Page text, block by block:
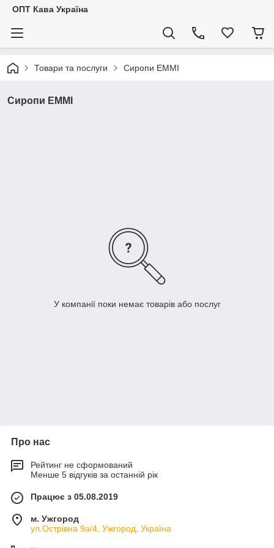
ОПТ Кава Україна
Товари та послуги Сиропи ЕММІ
Сиропи ЕММІ
У компанії поки немає товарів або послуг
Про нас
Рейтинг не сформований
Менше 5 відгуків за останній рік
Працює з 05.08.2019
м. Ужгород
ул.Острівна 9а/4, Ужгород, Україна